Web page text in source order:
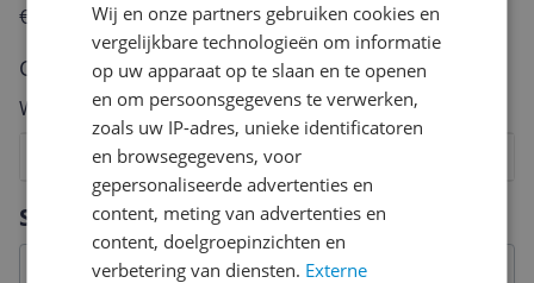
Specificaties
€250,-!
Klik hier voor de actievoorwaarden.
Cijfer
Welk cijfer geef jij dit product?
6
5
4
3
2
Wij en onze partners gebruiken cookies en
vergelijkbare technologieën om informatie
op uw apparaat op te slaan en te openen
en om persoonsgegevens te verwerken,
zoals uw IP-adres, unieke identificatoren
en browsegegevens, voor
gepersonaliseerde advertenties en
content, meting van advertenties en
content, doelgroepinzichten en
verbetering van diensten. Externe